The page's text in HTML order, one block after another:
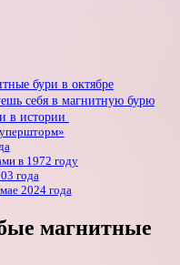
бури в октябре
себя в магнитную бурю
в истории
в 1972 году
года
2024 года
магнитные